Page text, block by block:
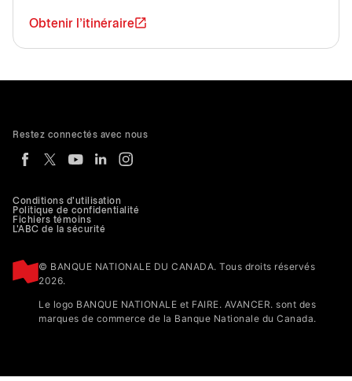
Obtenir l'itinéraire
Conditions d'utilisation
Politique de confidentialité
Fichiers témoins
L'ABC de la sécurité
© BANQUE NATIONALE DU CANADA. Tous droits réservés
2026.
Le logo BANQUE NATIONALE et FAIRE. AVANCER. sont des
marques de commerce de la Banque Nationale du Canada.
Restez connectés avec nous